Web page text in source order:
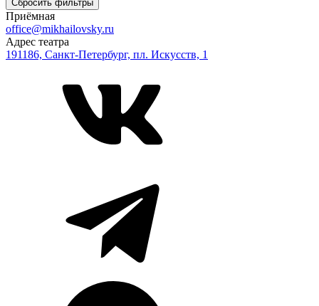
Сбросить фильтры
Приёмная
office@mikhailovsky.ru
Адрес театра
191186, Санкт-Петербург, пл. Искусств, 1